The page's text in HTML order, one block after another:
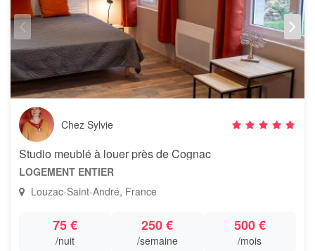
Chez Sylvie
Studio meublé à louer près de Cognac
LOGEMENT ENTIER
Louzac-Saint-André, France
75 €
/nuit
250 €
/semaine
500 €
/mois